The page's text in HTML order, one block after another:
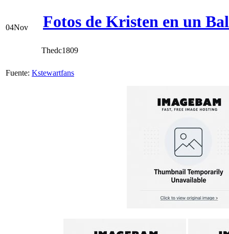
04Nov Fotos de Kristen en un
Thedc1809
Fuente: Kstewartfans